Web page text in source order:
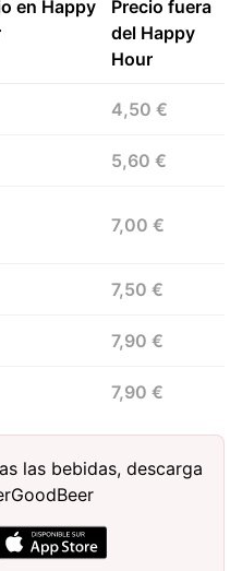
en Happy
Precio fuera
del Happy
Hour
4,50 €
5,60 €
7,00 €
7,50 €
7,90 €
7,90 €
las bebidas, descarga